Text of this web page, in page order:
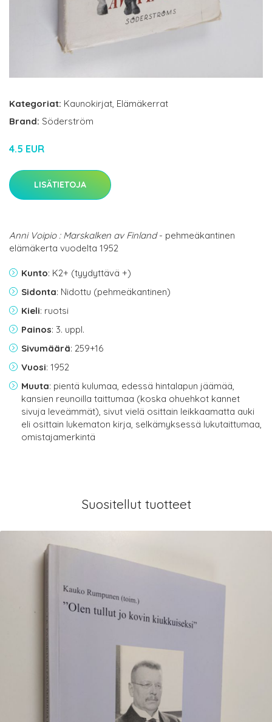
Kategoriat: Kaunokirjat, Elämäkerrat
Brand: Söderström
4.5 EUR
LISÄTIETOJA
Anni Voipio : Marskalken av Finland- pehmeäkantinen
elämäkerta vuodelta 1952
Kunto: K2+ (tyydyttävä +)
Sidonta: Nidottu (pehmeäkantinen)
Kieli: ruotsi
Painos: 3. uppl.
Sivumäärä: 259+16
Vuosi: 1952
Muuta: pientä kulumaa, edessä hintalapun jäämää,
kansien reunoilla taittumaa (koska ohuehkot kannet
sivuja leveämmät), sivut vielä osittain leikkaamatta auki
eli osittain lukematon kirja, selkämyksessä lukutaittumaa,
omistajamerkintä
Suositellut tuotteet